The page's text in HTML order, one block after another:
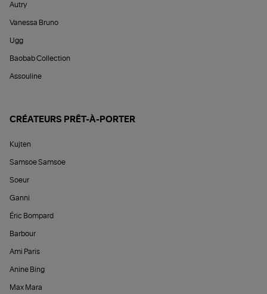
Autry
Vanessa Bruno
Ugg
Baobab Collection
Assouline
CRÉATEURS PRÊT-À-PORTER
Kujten
Samsoe Samsoe
Soeur
Ganni
Éric Bompard
Barbour
Ami Paris
Anine Bing
Max Mara